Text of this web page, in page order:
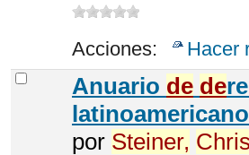
Acciones: Hacer
Anuario de de
por Steiner,